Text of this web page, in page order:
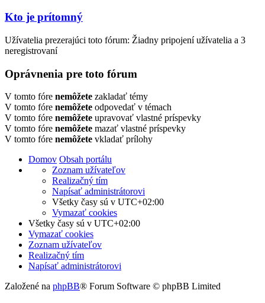
Kto je prítomný
Užívatelia prezerajúci toto fórum: Žiadny pripojení užívatelia a 3
neregistrovaní
Oprávnenia pre toto fórum
V tomto fóre nemôžete zakladať témy
V tomto fóre nemôžete odpovedať v témach
V tomto fóre nemôžete upravovať vlastné príspevky
V tomto fóre nemôžete mazať vlastné príspevky
V tomto fóre nemôžete vkladať prílohy
Domov Obsah portálu
Zoznam užívateľov
Realizačný tím
Napísať administrátorovi
Všetky časy sú v UTC+02:00
Vymazať cookies
Všetky časy sú v UTC+02:00
Vymazať cookies
Zoznam užívateľov
Realizačný tím
Napísať administrátorovi
Založené na phpBB® Forum Software © phpBB Limited